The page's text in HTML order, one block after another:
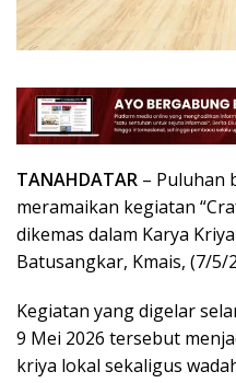
TANAHDATAR – Puluhan
meramaikan kegiatan
dikemas dalam Karya
Batusangkar, Kmais, (7/5/
Kegiatan yang digelar
9 Mei 2026 tersebut
kriya lokal sekaligus